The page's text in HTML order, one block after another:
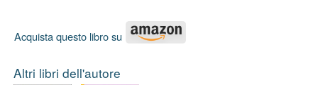
Acquista questo libro su
Altri libri dell'autore